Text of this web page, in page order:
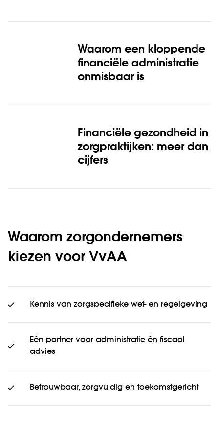
Waarom een kloppende
financiële administratie
onmisbaar is
Financiële gezondheid in
zorgpraktijken: meer dan
cijfers
Waarom zorgondernemers
kiezen voor VvAA
Kennis van zorgspecifieke wet- en regelgeving
Eén partner voor administratie én fiscaal
advies
Betrouwbaar, zorgvuldig en toekomstgericht